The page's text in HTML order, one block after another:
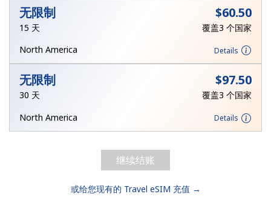
无限制 ⁦$60.50⁩
15 天
覆盖3 个国家
North America
Details
无限制 ⁦$97.50⁩
30 天
覆盖3 个国家
North America
Details
继续结账
或给您现有的 Travel eSIM 充值 →